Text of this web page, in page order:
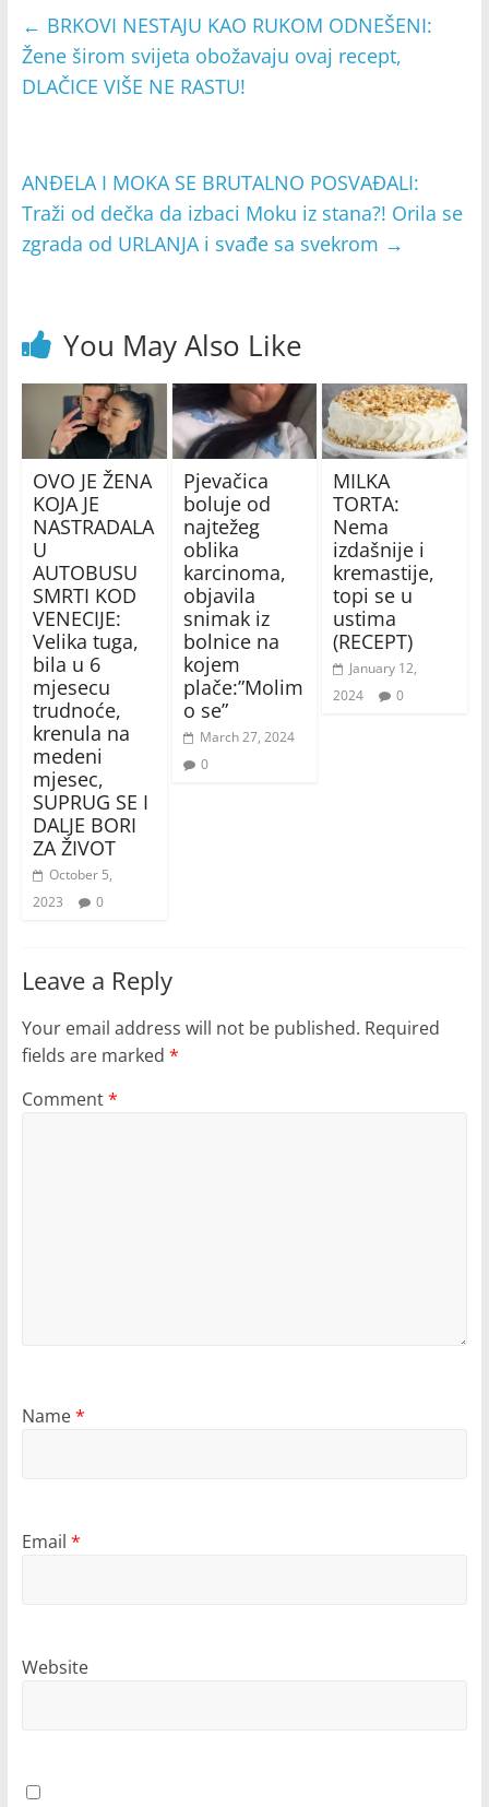
← BRKOVI NESTAJU KAO RUKOM ODNEŠENI:
Žene širom svijeta obožavaju ovaj recept,
DLAČICE VIŠE NE RASTU!
ANĐELA I MOKA SE BRUTALNO POSVAĐALI:
Traži od dečka da izbaci Moku iz stana?! Orila se
zgrada od URLANJA i svađe sa svekrom →
You May Also Like
OVO JE ŽENA
KOJA JE
NASTRADALA
U
AUTOBUSU
SMRTI KOD
VENECIJE:
Velika tuga,
bila u 6
mjesecu
trudnoće,
krenula na
medeni
mjesec,
SUPRUG SE I
DALJE BORI
ZA ŽIVOT
October 5,
2023
0
Pjevačica
boluje od
najtežeg
oblika
karcinoma,
objavila
snimak iz
bolnice na
kojem
plače:”Molim
o se”
March 27, 2024
0
MILKA
TORTA:
Nema
izdašnije i
kremastije,
topi se u
ustima
(RECEPT)
January 12,
2024
0
Leave a Reply
Your email address will not be published. Required
fields are marked *
Comment*
Name*
Email *
Website